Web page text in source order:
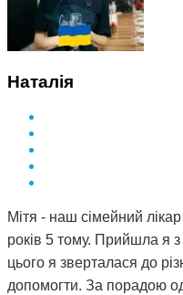
Наталія
Мітя - наш сімейний
років 5 тому. Прийшла я
цього я зверталася до
допомогти. За порадою